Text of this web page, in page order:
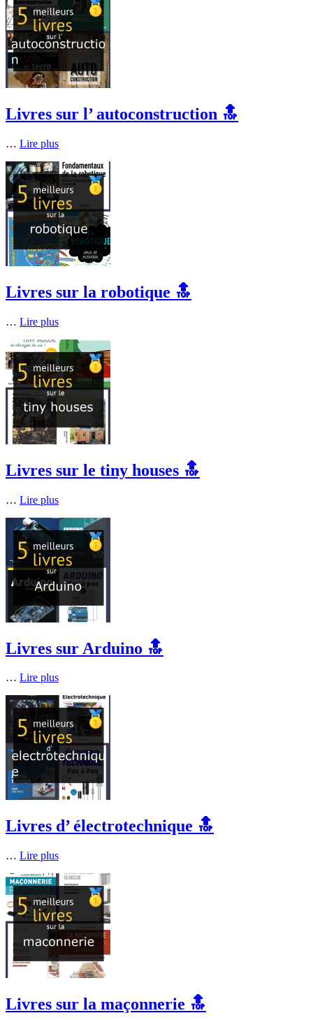
Livres sur l’ autoconstruction 🔝
… Lire plus
Livres sur la robotique 🔝
… Lire plus
Livres sur le tiny houses 🔝
… Lire plus
Livres sur Arduino 🔝
… Lire plus
Livres d’ électrotechnique 🔝
… Lire plus
Livres sur la maçonnerie 🔝